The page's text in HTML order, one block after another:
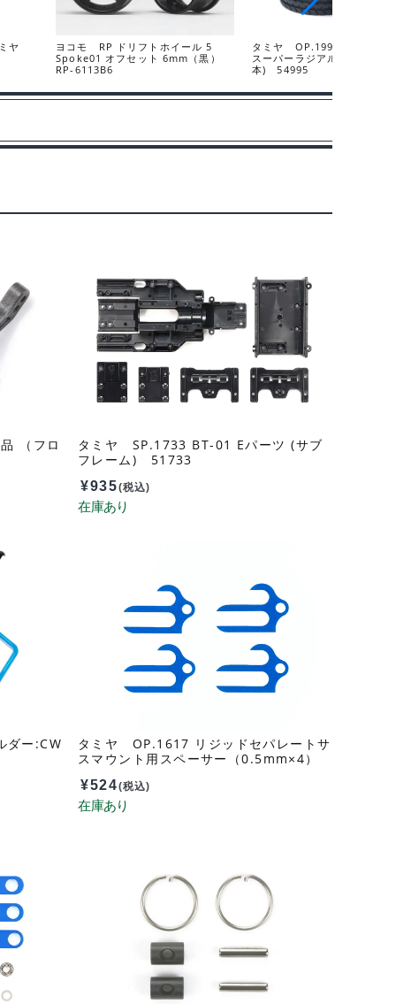
ヤ
ヨコモ RP ドリフトホイール 5
Spoke01 オフセット 6mm（黒）
RP-6113B6
タミヤ OP.1995 Mシャー
スーパーラジアルタイヤ (ソ
本) 54995
（フロ
タミヤ SP.1733 BT-01 Eパーツ (サブ
フレーム) 51733
¥935(税込)
ダー:CW
タミヤ OP.1617 リジッドセパレートサ
スマウント用スペーサー（0.5mm×4）
¥524(税込)